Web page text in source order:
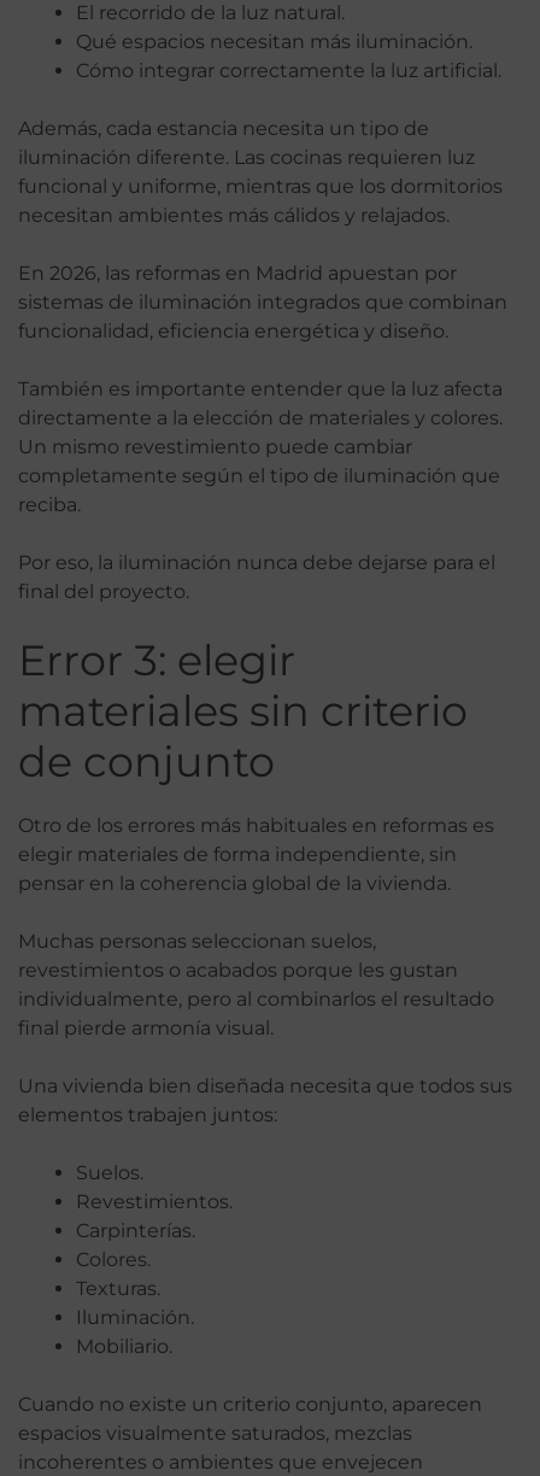
El recorrido de la luz natural.
Qué espacios necesitan más iluminación.
Cómo integrar correctamente la luz artificial.
Además, cada estancia necesita un tipo de
iluminación diferente. Las cocinas requieren luz
funcional y uniforme, mientras que los dormitorios
necesitan ambientes más cálidos y relajados.
En 2026, las reformas en Madrid apuestan por
sistemas de iluminación integrados que combinan
funcionalidad, eficiencia energética y diseño.
También es importante entender que la luz afecta
directamente a la elección de materiales y colores.
Un mismo revestimiento puede cambiar
completamente según el tipo de iluminación que
reciba.
Por eso, la iluminación nunca debe dejarse para el
final del proyecto.
Error 3: elegir
materiales sin criterio
de conjunto
Otro de los errores más habituales en reformas es
elegir materiales de forma independiente, sin
pensar en la coherencia global de la vivienda.
Muchas personas seleccionan suelos,
revestimientos o acabados porque les gustan
individualmente, pero al combinarlos el resultado
final pierde armonía visual.
Una vivienda bien diseñada necesita que todos sus
elementos trabajen juntos:
Suelos.
Revestimientos.
Carpinterías.
Colores.
Texturas.
Iluminación.
Mobiliario.
Cuando no existe un criterio conjunto, aparecen
espacios visualmente saturados, mezclas
incoherentes o ambientes que envejecen